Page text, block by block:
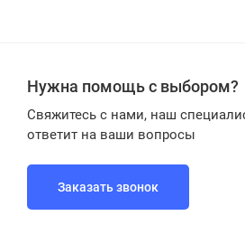
Нужна помощь с выбором?
Свяжитесь с нами, наш
ответит на ваши вопросы
Заказать звонок